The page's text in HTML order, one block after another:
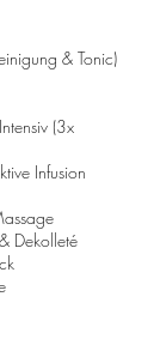
& Tonic)
(3x
Infusion
Dekolleté